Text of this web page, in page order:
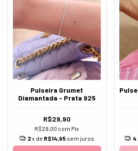
Pulseira Grumet
Diamantada - Prata 925
R$29,90
R$29,00 com Pix
2x de R$14,95 sem juros
4